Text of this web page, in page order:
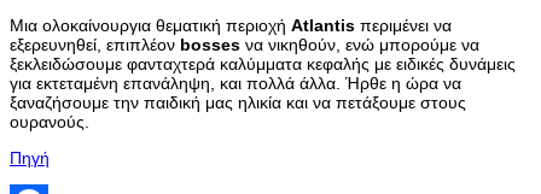
Μια ολοκαίνουργια θεματική περιοχή Atlantis περιμένει να
εξερευνηθεί, επιπλέον bosses να νικηθούν, ενώ μπορούμε να
ξεκλειδώσουμε φανταχτερά καλύμματα κεφαλής με ειδικές δυνάμεις
για εκτεταμένη επανάληψη, και πολλά άλλα. Ήρθε η ώρα να
ξαναζήσουμε την παιδική μας ηλικία και να πετάξουμε στους
ουρανούς.
Πηγή